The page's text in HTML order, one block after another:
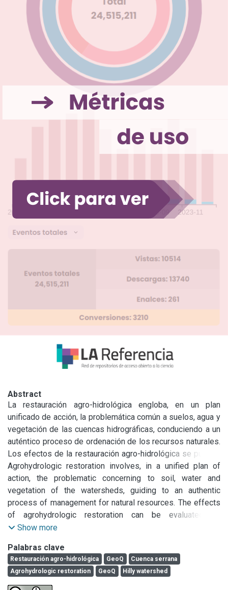
Abstract
La restauración agro-hidrológica engloba, en un plan
unificado de acción, la problemática común a suelos, agua y
vegetación de las cuencas hidrográficas, conduciendo a un
auténtico proceso de ordenación de los recursos naturales.
Los efectos de la restauración agro-hidrológica se pueden
evaluar mediante modelización matemática con la
herramienta GeoQ. Ésta permite estimar la respuesta
hidrológica según se asocie a posibles cambios
producidos por medidas de conservación de suelo. El
objetivo del trabajo fue evaluar el efecto de la restauración
agro-hidrológica en el área serrana de la Cuenca del Arroyo
hidrológico GeoQ. Este modelo generó como resultado final
un mapa de distribución geoespacial de la lámina de
escorrentía, basado en el método de Número de Curva a
Agrohydrologic restoration involves, in a unified plan of
action, the problematic concerning to soil, water and
vegetation of the watersheds, guiding to an authentic
process of management for natural resources. The effects
of agrohydrologic restoration can be evaluated by
mathematical modelization with the GeoQ tool, which
changes in the applied conservation measures. The aim of
this work was to evaluate the effect of the agrohydrologic
restoration in the hilly area of the watershed of the
Show more
Palabras clave
Restauración agro-hidrológica GeoQ
Cuenca serrana
Agrohydrologic restoration
GeoQ Hilly watershed